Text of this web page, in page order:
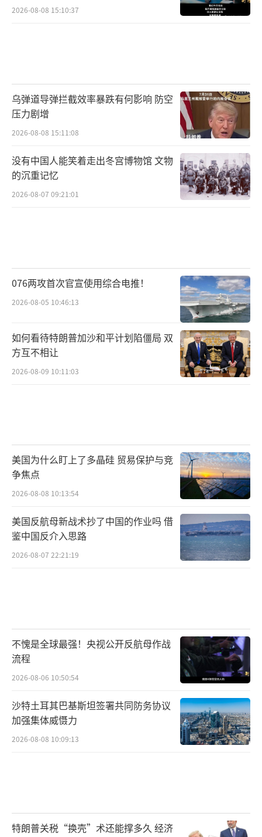
日本的常规军事装备不仅是建立在其发达的中
我认为，对于眼下的中国人来说，正视这
三个现实，并且进行理性与清醒的应对，就是
对过去那段历史的最好铭记。
（责任编辑：傅鑫）
2026-08-08 15:10:37
乌弹道导弹拦截效率暴跌有何影响 防空
压力剧增
2026-08-08 15:11:08
没有中国人能笑着走出冬宫博物馆 文物
的沉重记忆
2026-08-07 09:21:01
076两攻首次官宣使用综合电推！
2026-08-05 10:46:13
如何看待特朗普加沙和平计划陷僵局 双
方互不相让
2026-08-09 10:11:03
美国为什么盯上了多晶硅 贸易保护与竞
争焦点
2026-08-08 10:13:54
美国反航母新战术抄了中国的作业吗 借
鉴中国反介入思路
2026-08-07 22:21:19
不愧是全球最强！央视公开反航母作战
流程
2026-08-06 10:50:54
沙特土耳其巴基斯坦签署共同防务协议
加强集体威慑力
2026-08-08 10:09:13
特朗普关税“换壳”术还能撑多久 经济